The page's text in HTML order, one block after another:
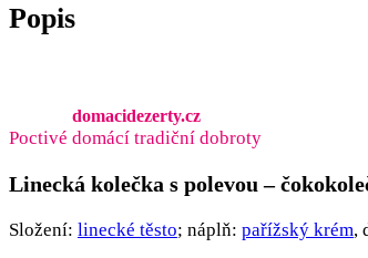
Popis
domacidezerty.cz
Poctivé domácí tradiční dobroty
Linecká kolečka s polevou –
Složení: linecké těsto; náplň: pařížský krém,